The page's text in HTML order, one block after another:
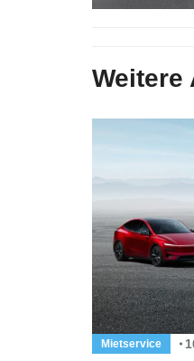
Weitere
Mietservice